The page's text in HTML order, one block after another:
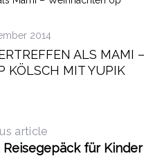
2014
ALS MAMI –
KÖLSCH MIT YUPIK
article
für Kinder